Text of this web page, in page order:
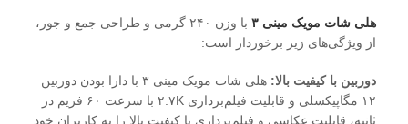
هلی شات مویک مینی ۳
با وزن ۲۴۰ گرمی و طراحی جمع و جور،
از ویژگی‌های زیر برخوردار است:
دوربین با کیفیت بالا:
هلی شات مویک مینی ۳ با دارا بودن دوربین
۱۲ مگاپیکسلی و قابلیت فیلم‌برداری ۲.۷K با سرعت ۶۰ فریم در
ثانیه، قابلیت عکاسی و فیلم‌برداری با کیفیت بالا را به کاربران خود